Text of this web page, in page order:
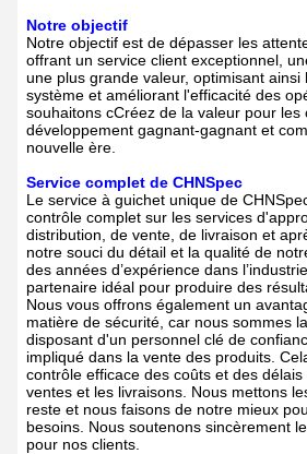
Notre objectif
Notre objectif est de dépasser les
offrant un service client exceptionnel,
une plus grande valeur, optimisant ainsi
système et améliorant l'efficacité des
souhaitons cCréez de la valeur pour les
développement gagnant-gagnant et
nouvelle ère.
Service complet de CHNSpec
Le service à guichet unique de
contrôle complet sur les services
distribution, de vente, de livraison et
notre souci du détail et la qualité de
des années d’expérience dans
partenaire idéal pour produire des
Nous vous offrons également un
matière de sécurité, car nous sommes
disposant d'un personnel clé de
impliqué dans la vente des produits.
contrôle efficace des coûts et des
ventes et les livraisons. Nous mettons
reste et nous faisons de notre mieux
besoins. Nous soutenons sincèrement
pour nos clients.